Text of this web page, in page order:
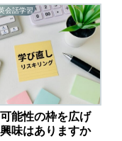
会話学習
能性の枠を広げ
味はありますか